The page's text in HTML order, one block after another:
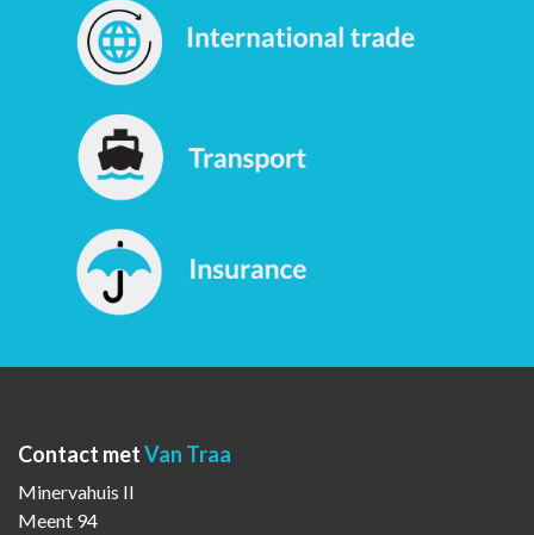
Contact metVan Traa
Minervahuis II
Meent 94